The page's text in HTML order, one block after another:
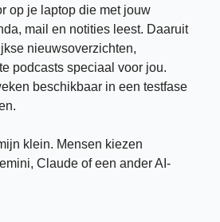
op je laptop die met jouw
mail en notities leest. Daaruit
nieuwsoverzichten,
podcasts speciaal voor jou.
beschikbaar in een testfase
klein. Mensen kiezen
Claude of een ander AI-